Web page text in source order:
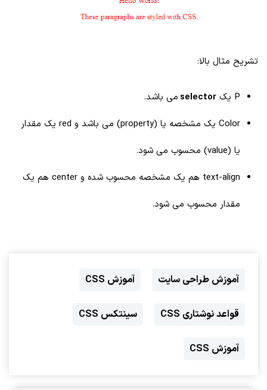
تشریح مثال بالا:
P یک selector می باشد.
Color یک مشخصه یا (property) می باشد و red یک مقدار
یا (value) محسوب می شود.
text-align هم یک مشخصه محسوب شده و center هم یک
مقدار محسوب می شود.
آموزش طراحی سایت آموزش CSS
قواعد نوشتاری CSS سینتکس CSS
آموزش CSS